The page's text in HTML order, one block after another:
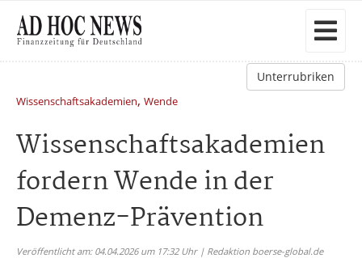
Unterrubriken
Wissenschaftsakademien, Wende
Wissenschaftsakademien
fordern Wende in der
Demenz-Prävention
Veröffentlicht am: 04.04.2026 um 17:32 Uhr | Redaktion boerse-global.de